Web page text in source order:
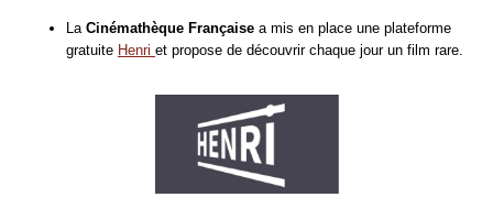
La Cinémathèque Française a mis en place une plateforme
gratuite Henri et propose de découvrir chaque jour un film rare.